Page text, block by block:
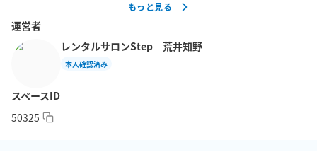
- メイク
- パーソナルカラー診断
- コワーキングスペース
👥 最大４名様までご利用可能
少人数でのプライベートなセッションやレッスンに最適です。ア
もっと見る
運営者
レンタルサロンStep 荒井知野
本人確認済み
スペースID
50325